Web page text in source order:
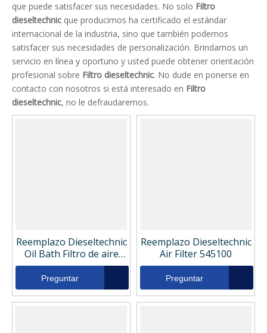
que puede satisfacer sus necesidades. No solo Filtro
dieseltechnic que producimos ha certificado el estándar
internacional de la industria, sino que también podemos
satisfacer sus necesidades de personalización. Brindamos un
servicio en línea y oportuno y usted puede obtener orientación
profesional sobre Filtro dieseltechnic. No dude en ponerse en
contacto con nosotros si está interesado en Filtro
dieseltechnic, no le defraudaremos.
Reemplazo Dieseltechnic
Oil Bath Filtro de aire
545083
Preguntar
Reemplazo Dieseltechnic
Air Filter 545100
Preguntar